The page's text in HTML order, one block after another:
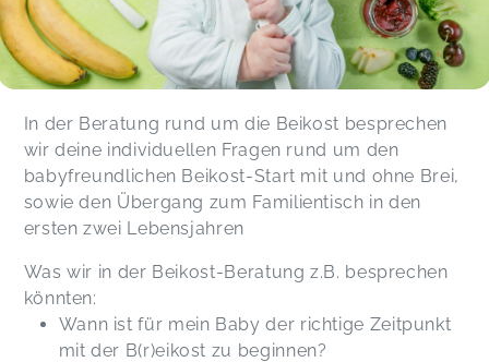
Rebecca ist eine sehr liebe und kompetente
Trage und Beikostberaterin. Sie nimmt sich Zeit,
individuelle Fragen ein. Ihre Fachwissen haben
mir viel Sicherheit gegeben. Ich habe mich bei ihr
rundum gut aufgehoben gefühlt. Klare
Empfehlung – danke, Rebecca!
In der Beratung rund um die Beikost besprechen
wir deine individuellen Fragen rund um den
babyfreundlichen Beikost-Start mit und ohne Brei,
sowie den Übergang zum Familientisch in den
ersten zwei Lebensjahren
Was wir in der Beikost-Beratung z.B. besprechen
könnten:
Wann ist für mein Baby der richtige Zeitpunkt
mit der B(r)eikost zu beginnen?